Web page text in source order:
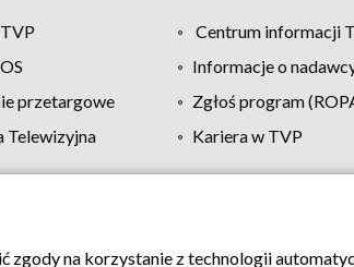
Centrum informacji
Informacje o
przetargowe Zgłoś program
Telewizyjna Kariera w TVP
Polityka prywatności Moje zgody
na korzystanie z technologii